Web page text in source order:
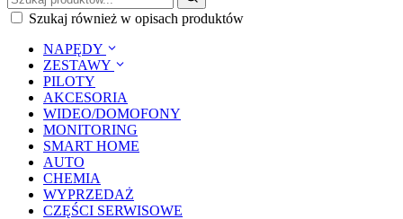
Szukaj również w opisach produktów
NAPĘDY
ZESTAWY
PILOTY
AKCESORIA
WIDEO/DOMOFONY
MONITORING
SMART HOME
AUTO
CHEMIA
WYPRZEDAŻ
CZĘŚCI SERWISOWE